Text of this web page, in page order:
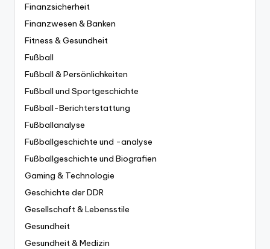
Finanzsicherheit
Finanzwesen & Banken
Fitness & Gesundheit
Fußball
Fußball & Persönlichkeiten
Fußball und Sportgeschichte
Fußball-Berichterstattung
Fußballanalyse
Fußballgeschichte und -analyse
Fußballgeschichte und Biografien
Gaming & Technologie
Geschichte der DDR
Gesellschaft & Lebensstile
Gesundheit
Gesundheit & Medizin